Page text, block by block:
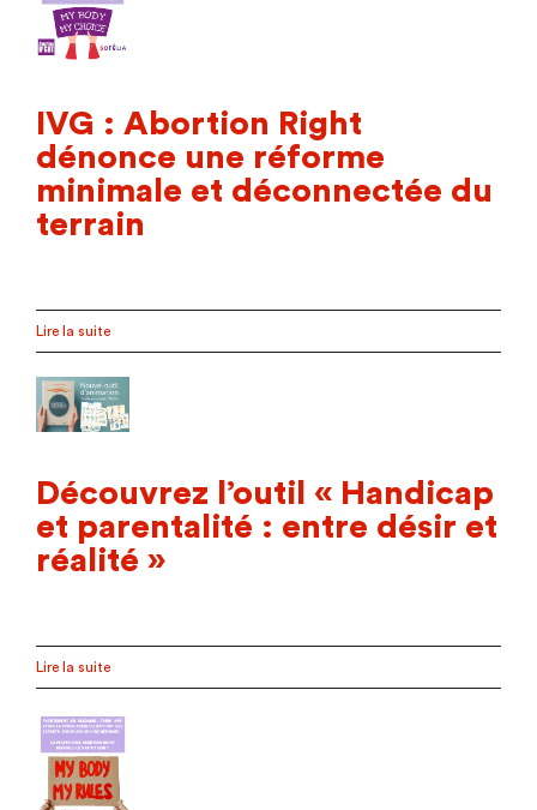
IVG : Abortion Right
dénonce une réforme
minimale et déconnectée du
terrain
Lire la suite
Découvrez l’outil « Handicap
et parentalité : entre désir et
réalité »
Lire la suite